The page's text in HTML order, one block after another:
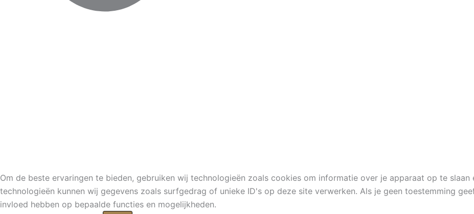
Om de beste ervaringen te bieden, gebruiken wij technologieën zoals cookies om informatie over je apparaat op te
technologieën kunnen wij gegevens zoals surfgedrag of unieke ID's op deze site verwerken. Als je geen toestemming
invloed hebben op bepaalde functies en mogelijkheden.